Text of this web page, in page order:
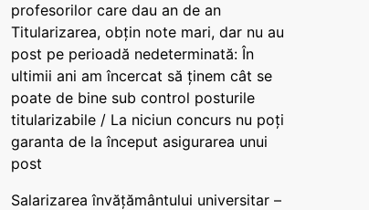
profesorilor care dau an de an
Titularizarea, obțin note mari, dar nu au
post pe perioadă nedeterminată: În
ultimii ani am încercat să ținem cât se
poate de bine sub control posturile
titularizabile / La niciun concurs nu poți
garanta de la început asigurarea unui
post
Salarizarea învățământului universitar –